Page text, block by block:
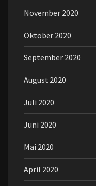
November 2020
Oktober 2020
September 2020
August 2020
Juli 2020
Juni 2020
Mai 2020
April 2020